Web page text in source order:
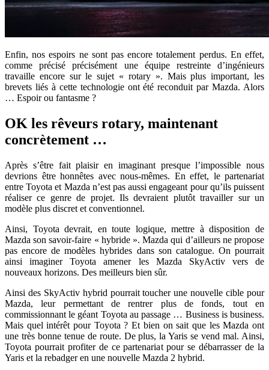
Enfin, nos espoirs ne sont pas encore totalement perdus. En effet,
comme précisé précisément une équipe restreinte d’ingénieurs
travaille encore sur le sujet « rotary ». Mais plus important, les
brevets liés à cette technologie ont été reconduit par Mazda. Alors
… Espoir ou fantasme ?
OK les rêveurs rotary, maintenant
concrètement …
Après s’être fait plaisir en imaginant presque l’impossible nous
devrions être honnêtes avec nous-mêmes. En effet, le partenariat
entre Toyota et Mazda n’est pas aussi engageant pour qu’ils puissent
réaliser ce genre de projet. Ils devraient plutôt travailler sur un
modèle plus discret et conventionnel.
Ainsi, Toyota devrait, en toute logique, mettre à disposition de
Mazda son savoir-faire « hybride ». Mazda qui d’ailleurs ne propose
pas encore de modèles hybrides dans son catalogue. On pourrait
ainsi imaginer Toyota amener les Mazda SkyActiv vers de
nouveaux horizons. Des meilleurs bien sûr.
Ainsi des SkyActiv hybrid pourrait toucher une nouvelle cible pour
Mazda, leur permettant de rentrer plus de fonds, tout en
commissionnant le géant Toyota au passage … Business is business.
Mais quel intérêt pour Toyota ? Et bien on sait que les Mazda ont
une très bonne tenue de route. De plus, la Yaris se vend mal. Ainsi,
Toyota pourrait profiter de ce partenariat pour se débarrasser de la
Yaris et la rebadger en une nouvelle Mazda 2 hybrid.